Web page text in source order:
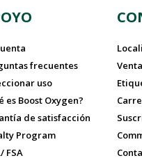
frecuentes
uso
es Boost Oxygen?
de satisfacción
Program
FSA